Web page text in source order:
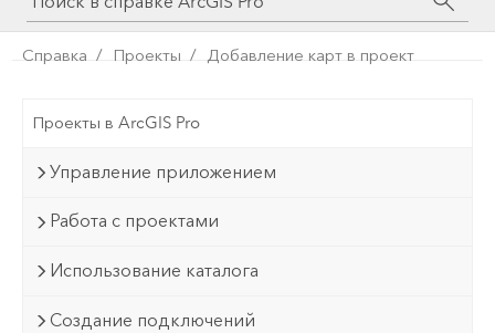
Справка Проекты Добавление карт в проект
Проекты в ArcGIS Pro
Управление приложением
Работа с проектами
Использование каталога
Создание подключений